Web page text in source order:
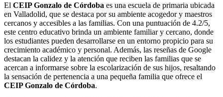
El CEIP Gonzalo de Córdoba es una escuela de primaria ubicada
en Valladolid, que se destaca por su ambiente acogedor y maestros
cercanos y accesibles a las familias. Con una puntuación de 4.2/5,
este centro educativo brinda un ambiente familiar y cercano, donde
los estudiantes pueden desarrollarse en un entorno propicio para su
crecimiento académico y personal. Además, las reseñas de Google
destacan la calidez y la atención que reciben las familias que se
acercan a informarse sobre la escolarización de sus hijos, resaltando
la sensación de pertenencia a una pequeña familia que ofrece el
CEIP Gonzalo de Córdoba.